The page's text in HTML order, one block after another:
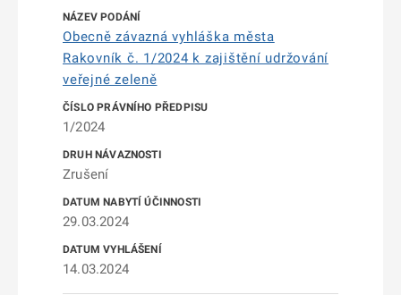
Obecně závazná vyhláška města
Rakovník č. 1/2024 k zajištění udržování
veřejné zeleně
1/2024
Zrušení
29.03.2024
14.03.2024